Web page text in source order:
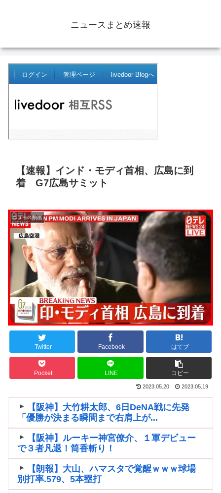
ニュースまとめ速報
【速報】インド・モディ首相、広島に到
着 G7広島サミット
ニュース動画
Twitter Facebook はてブ
Pocket LINE コピー
2023.05.20 2023.05.19
【阪神】大竹耕太郎、6日DeNA戦に先発
「優勝が決まる瞬間まで右肩上が...
【阪神】ルーキー神宮僚介、１軍デビュー
で３者凡退！筒香斬り！
【朗報】大山、ハマスタで覚醒ｗｗｗ球場
別打率.579、5本塁打